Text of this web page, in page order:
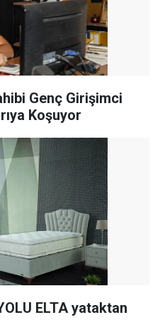
Genç Girişimci
Koşuyor
ELTA yataktan